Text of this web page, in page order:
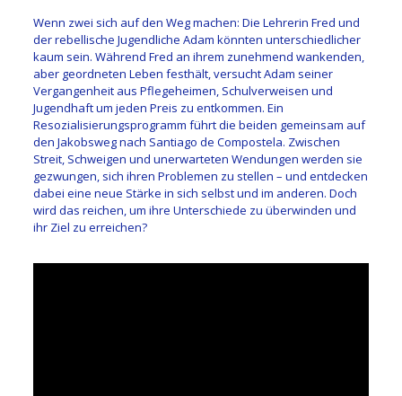
Wenn zwei sich auf den Weg machen: Die Lehrerin Fred und
der rebellische Jugendliche Adam könnten unterschiedlicher
kaum sein. Während Fred an ihrem zunehmend wankenden,
aber geordneten Leben festhält, versucht Adam seiner
Vergangenheit aus Pflegeheimen, Schulverweisen und
Jugendhaft um jeden Preis zu entkommen. Ein
Resozialisierungsprogramm führt die beiden gemeinsam auf
den Jakobsweg nach Santiago de Compostela. Zwischen
Streit, Schweigen und unerwarteten Wendungen werden sie
gezwungen, sich ihren Problemen zu stellen – und entdecken
dabei eine neue Stärke in sich selbst und im anderen. Doch
wird das reichen, um ihre Unterschiede zu überwinden und
ihr Ziel zu erreichen?